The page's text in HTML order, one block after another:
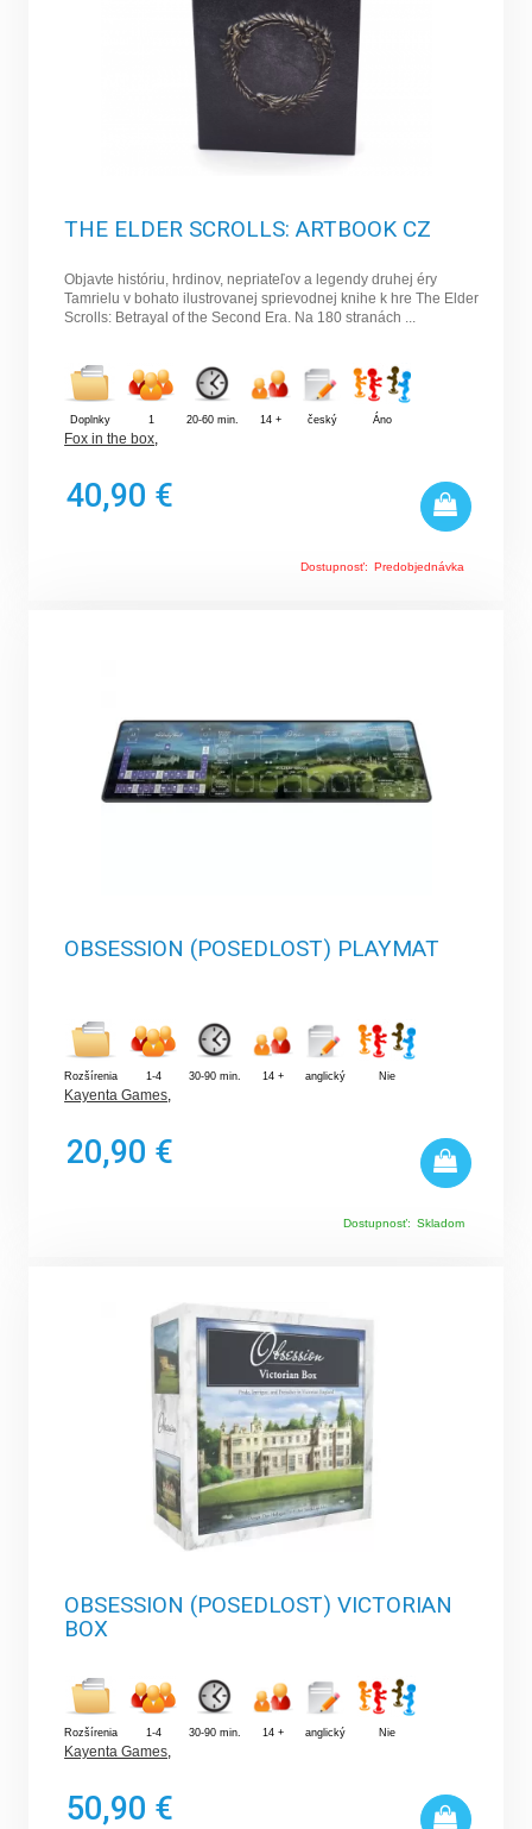
THE ELDER SCROLLS: ARTBOOK CZ
Objavte históriu, hrdinov, nepriateľov a legendy druhej éry
Tamrielu v bohato ilustrovanej sprievodnej knihe k hre The Elder
Scrolls: Betrayal of the Second Era. Na 180 stranách ...
Doplnky 1 20-60 min. 14 + český Áno
Fox in the box
40,90 €
Dostupnosť: Predobjednávka
OBSESSION (POSEDLOST) PLAYMAT
Rozšírenia 1-4 30-90 min. 14 + anglický Nie
Kayenta Games,
20,90 €
Dostupnosť: Skladom
OBSESSION (POSEDLOST) VICTORIAN
BOX
Rozšírenia 1-4 30-90 min. 14 + anglický Nie
Kayenta Games,
50,90 €